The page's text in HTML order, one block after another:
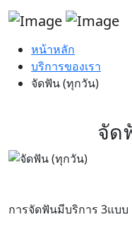
หน้าหลัก
บริการของเรา
จัดฟัน (ทุกวัน)
จัด
การจัดฟันมีบริการ 3แบบ